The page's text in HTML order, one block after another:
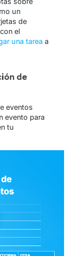
un
de
el
una tarea a
de
eventos
evento para
tu